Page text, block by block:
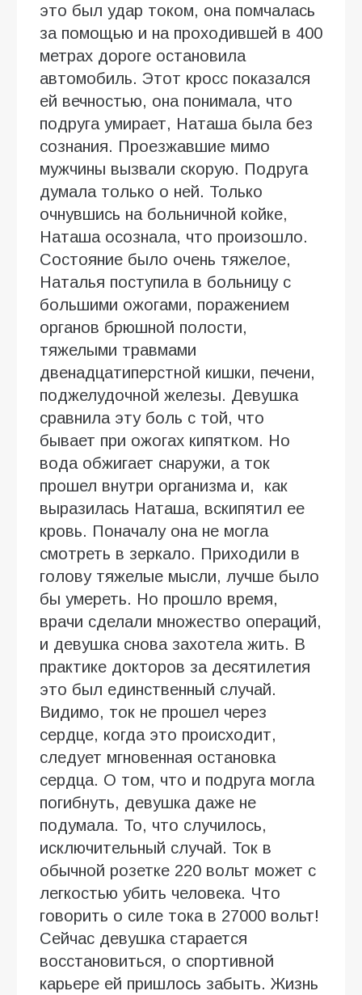
это был удар током, она помчалась
за помощью и на проходившей в 400
метрах дороге остановила
автомобиль. Этот кросс показался
ей вечностью, она понимала, что
подруга умирает, Наташа была без
сознания. Проезжавшие мимо
мужчины вызвали скорую. Подруга
думала только о ней. Только
очнувшись на больничной койке,
Наташа осознала, что произошло.
Состояние было очень тяжелое,
Наталья поступила в больницу с
большими ожогами, поражением
органов брюшной полости,
тяжелыми травмами
двенадцатиперстной кишки, печени,
поджелудочной железы. Девушка
сравнила эту боль с той, что
бывает при ожогах кипятком. Но
вода обжигает снаружи, а ток
прошел внутри организма и, как
выразилась Наташа, вскипятил ее
кровь. Поначалу она не могла
смотреть в зеркало. Приходили в
голову тяжелые мысли, лучше было
бы умереть. Но прошло время,
врачи сделали множество операций,
и девушка снова захотела жить. В
практике докторов за десятилетия
это был единственный случай.
Видимо, ток не прошел через
сердце, когда это происходит,
следует мгновенная остановка
сердца. О том, что и подруга могла
погибнуть, девушка даже не
подумала. То, что случилось,
исключительный случай. Ток в
обычной розетке 220 вольт может с
легкостью убить человека. Что
говорить о силе тока в 27000 вольт!
Сейчас девушка старается
восстановиться, о спортивной
карьере ей пришлось забыть. Жизнь